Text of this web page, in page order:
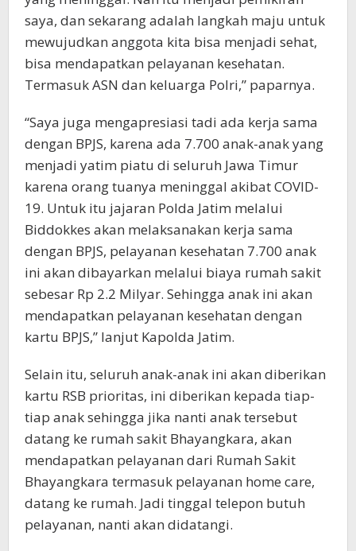
saya, dan sekarang adalah langkah maju untuk
mewujudkan anggota kita bisa menjadi sehat,
bisa mendapatkan pelayanan kesehatan.
Termasuk ASN dan keluarga Polri,” paparnya.
“Saya juga mengapresiasi tadi ada kerja sama
dengan BPJS, karena ada 7.700 anak-anak yang
menjadi yatim piatu di seluruh Jawa Timur
karena orang tuanya meninggal akibat COVID-
19. Untuk itu jajaran Polda Jatim melalui
Biddokkes akan melaksanakan kerja sama
dengan BPJS, pelayanan kesehatan 7.700 anak
ini akan dibayarkan melalui biaya rumah sakit
sebesar Rp 2.2 Milyar. Sehingga anak ini akan
mendapatkan pelayanan kesehatan dengan
kartu BPJS,” lanjut Kapolda Jatim.
Selain itu, seluruh anak-anak ini akan diberikan
kartu RSB prioritas, ini diberikan kepada tiap-
tiap anak sehingga jika nanti anak tersebut
datang ke rumah sakit Bhayangkara, akan
mendapatkan pelayanan dari Rumah Sakit
Bhayangkara termasuk pelayanan home care,
datang ke rumah. Jadi tinggal telepon butuh
pelayanan, nanti akan didatangi.